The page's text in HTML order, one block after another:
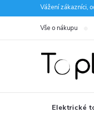
na
Vážení zákazníci,
Vše o nákupu
Elektrické